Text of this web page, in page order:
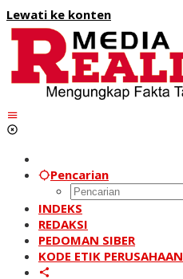
Lewati ke konten
Pencarian
INDEKS
REDAKSI
PEDOMAN SIBER
KODE ETIK PERUSAHAAN